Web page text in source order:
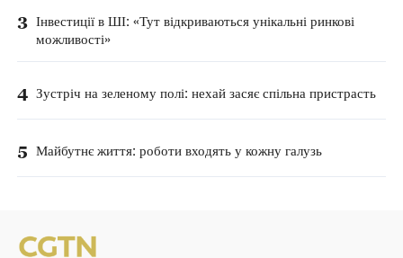
3 Інвестиції в ШІ: «Тут відкриваються унікальні ринкові
можливості»
4 Зустріч на зеленому полі: нехай засяє спільна пристрасть
5 Майбутнє життя: роботи входять у кожну галузь